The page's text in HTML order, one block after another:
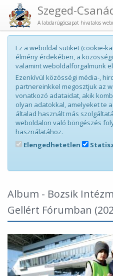
A labdarúgócsapat hivatalos
Ez a weboldal sütiket (cookie-
élmény érdekében, a
valamint weboldalforgalmunk
Ezenkívül közösségi média-,
partnereinkkel megosztjuk az
vonatkozó adataidat, akik
olyan adatokkal, amelyeket te
általad használt más
weboldalon való böngészés
használatához.
Elengedhetetlen
Album - Bozsik
Gellért Fórumban